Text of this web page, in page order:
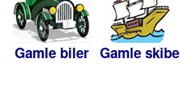
Gamle biler Gamle skibe